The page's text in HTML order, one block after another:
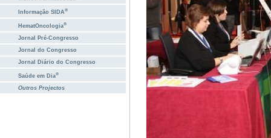
Informação SIDA®
HematOncologia®
Jornal Pré-Congresso
Jornal do Congresso
Jornal Diário do Congresso
Saúde em Dia®
Outros Projectos